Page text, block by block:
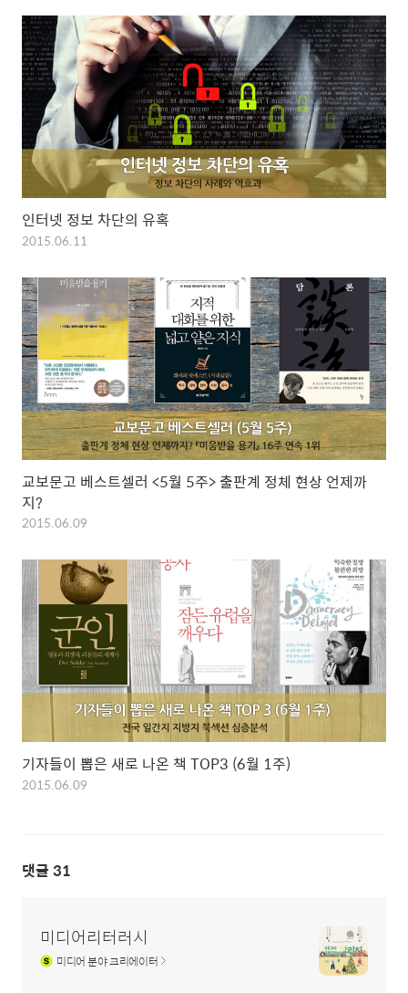
인터넷 정보 차단의 유혹
2015.06.11
교보문고 베스트셀러 <5월 5주> 출판계 정체 현상 언제까
지?
2015.06.09
기자들이 뽑은 새로 나온 책 TOP3 (6월 1주)
2015.06.09
댓글 31
미디어리터러시
미디어분야 크리에이터